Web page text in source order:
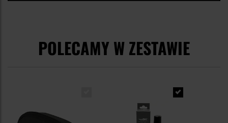
POLECAMY W ZESTAWIE